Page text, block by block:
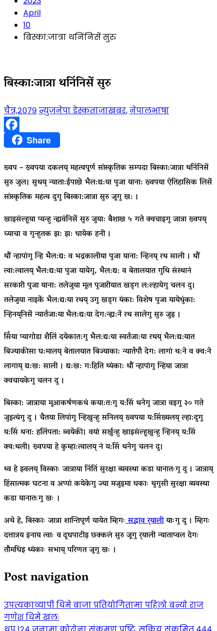
April
10
बिस्का:जात्रा थनिंनिसें सुरु
बिस्का:जात्रा थनिंनिसें सुरु
चैत्र,२०७९ न्युजनेपा डेस्कताजाखबर,नेपालभाषा
FacebookShare
ख्वप – ख्वपया दकलय् महत्वपूर्ण सांस्कृतिक सम्पदा बिस्का:जात्रा थनिंनिसें
सुरु जुल। सुथय् न्याता:ईपाखे भैल:द्य:या पुजा याना: ख्वपया ऐतिहासिक लिसें
सांस्कृतिक महत्व दुगु बिस्का:जात्रा सुरु जूगु ख: ।
खाइसंल्हूया प्यन्हु न्ह्यवंनिसें सुरु जुया: बैशाख ५ गते क्वचाइगु जात्रा ख्वपय्
च्याचा व गुन्हुतक झ: झ: धायेक हनी ।
थौं न्हापांगु न्हि भैल:द्य: व भद्रकालीया पुजा याना: न्हिनय् रथ साली । थौं
त्वा:त्वालय् भैल:द्य:या पुजा यायेगु, भैल:द्य: व बेतालयात गुथि संस्थानं
सरकारी पुजा याना: तलेजुया मूल पुजारीयात खड्ग ल:ल्हायेगु चलन दु।
तलेजुया नाइकें भैल:द्य:या रथय् उगु खड्ग यंका: विशेष पुजा यायेधुंका:
न्हिनय्‌निसें न्यातँजा:या भैल:द्य:या देग:न्ह्य:नें रथ सालेगु सुरु जुइ ।
सिँया प्यागोडा शैलिं दयेकात:गु भैल:द्य:या स्वतँजा:या रथय् भैल:द्य:यात
बिज्याकीसा घ:मालय् बेतालयात बिज्याका: न्यातँपौ देग: लागां थ:ने व क्व:ने
लागाय् द्य:ख: साली । द्य:ख: ग:हिति थ्यंका: थौं न्हापांगु न्हिया जात्रा
क्वचायकेगु चलन दु ।
बिस्का: जात्राया मूआकर्षणकथं कया:त:गु य:सिं थनेगु जात्रा वइगु ३० गते
जुइत्यंगु दु । चैतया लिपांगु न्हिखुन्हु सनिलय् ख्वपया य:सिंख्यलय् ल्हा:दुगु
य:सिं थना: हलिंपता: ब्वयेकी। वयां सर्खुन्हु खाइसंल्हूखुन्हु न्हिनय् य:सिं
क्व:थली। ख्वपया हे कुम्हा:त्वालय् नं य:सिं थनेगु चलन दु।
थ्व हे झ्वलय् विस्काः जात्राया निंतिं सुरक्षा व्यवस्था कडा यानातःगु दु । जात्राय्
हिंसात्मक घटना व अप्पां कयेकेगु ज्या मजुइमा धकाः थुगुसी सुरक्षा व्यवस्था
कडा यानातःगु खः ।
अथे हे, बिस्काः जात्रा शान्तिपूर्ण यायेत म्हिगःसद्भाव र्‍यालीयाःगु दु । म्हिगः
दत्तात्रय इनाय त्वाः व दूधपाटीइ छक्कलं सुरु जूगु र्‍याली न्याताप्वल देगः
तौमधिइ थ्यंकाः सभाय् परिणत जूगु खः ।
Post navigation
उपत्यकाव्यापी धिमे बाजा प्रतियोगितामा पहिलो बन्यो राज
गणेश धिमे खलः